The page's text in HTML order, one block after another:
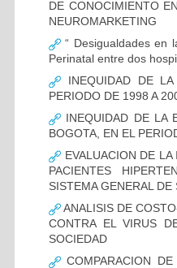
DE CONOCIMIENTO
NEUROMARKETING
“ Desigualdades en
Perinatal entre dos
INEQUIDAD DE
PERIODO DE 1998 A
INEQUIDAD DE LA
BOGOTA, EN EL
EVALUACION DE
PACIENTES
SISTEMA GENERAL
ANALISIS DE
CONTRA EL VIRUS
SOCIEDAD
COMPARACION